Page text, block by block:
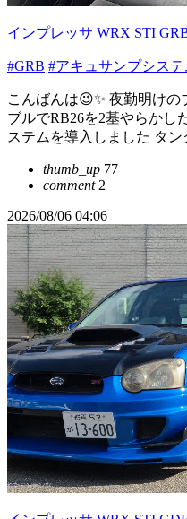
インプレッサ WRX STI
#GRB #アキュサンプシステ
こんばんは😉✨ 夜勤明け
ブルでRB26を2基やらかし
ステムを導入しました タ
thumb_up 77
comment2
2026/08/06 04:06